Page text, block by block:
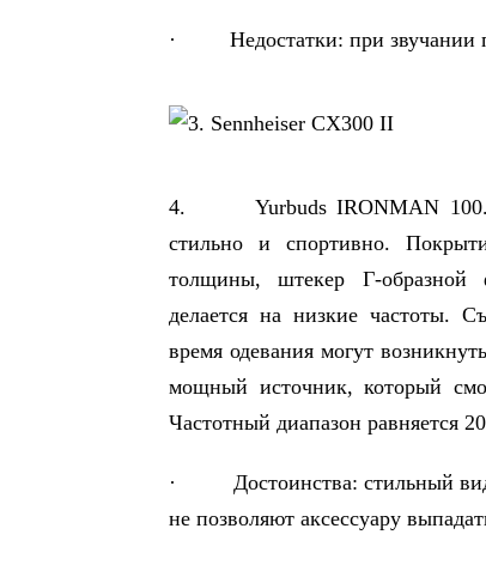
· Недостатки: при звучании
4. Yurbuds IRONMAN 100.
стильно и спортивно.
толщины, штекер Г-образной
делается на низкие частоты.
время одевания могут
мощный источник, который
Частотный диапазон равняется
· Достоинства: стильный вид;
не позволяют аксессуару